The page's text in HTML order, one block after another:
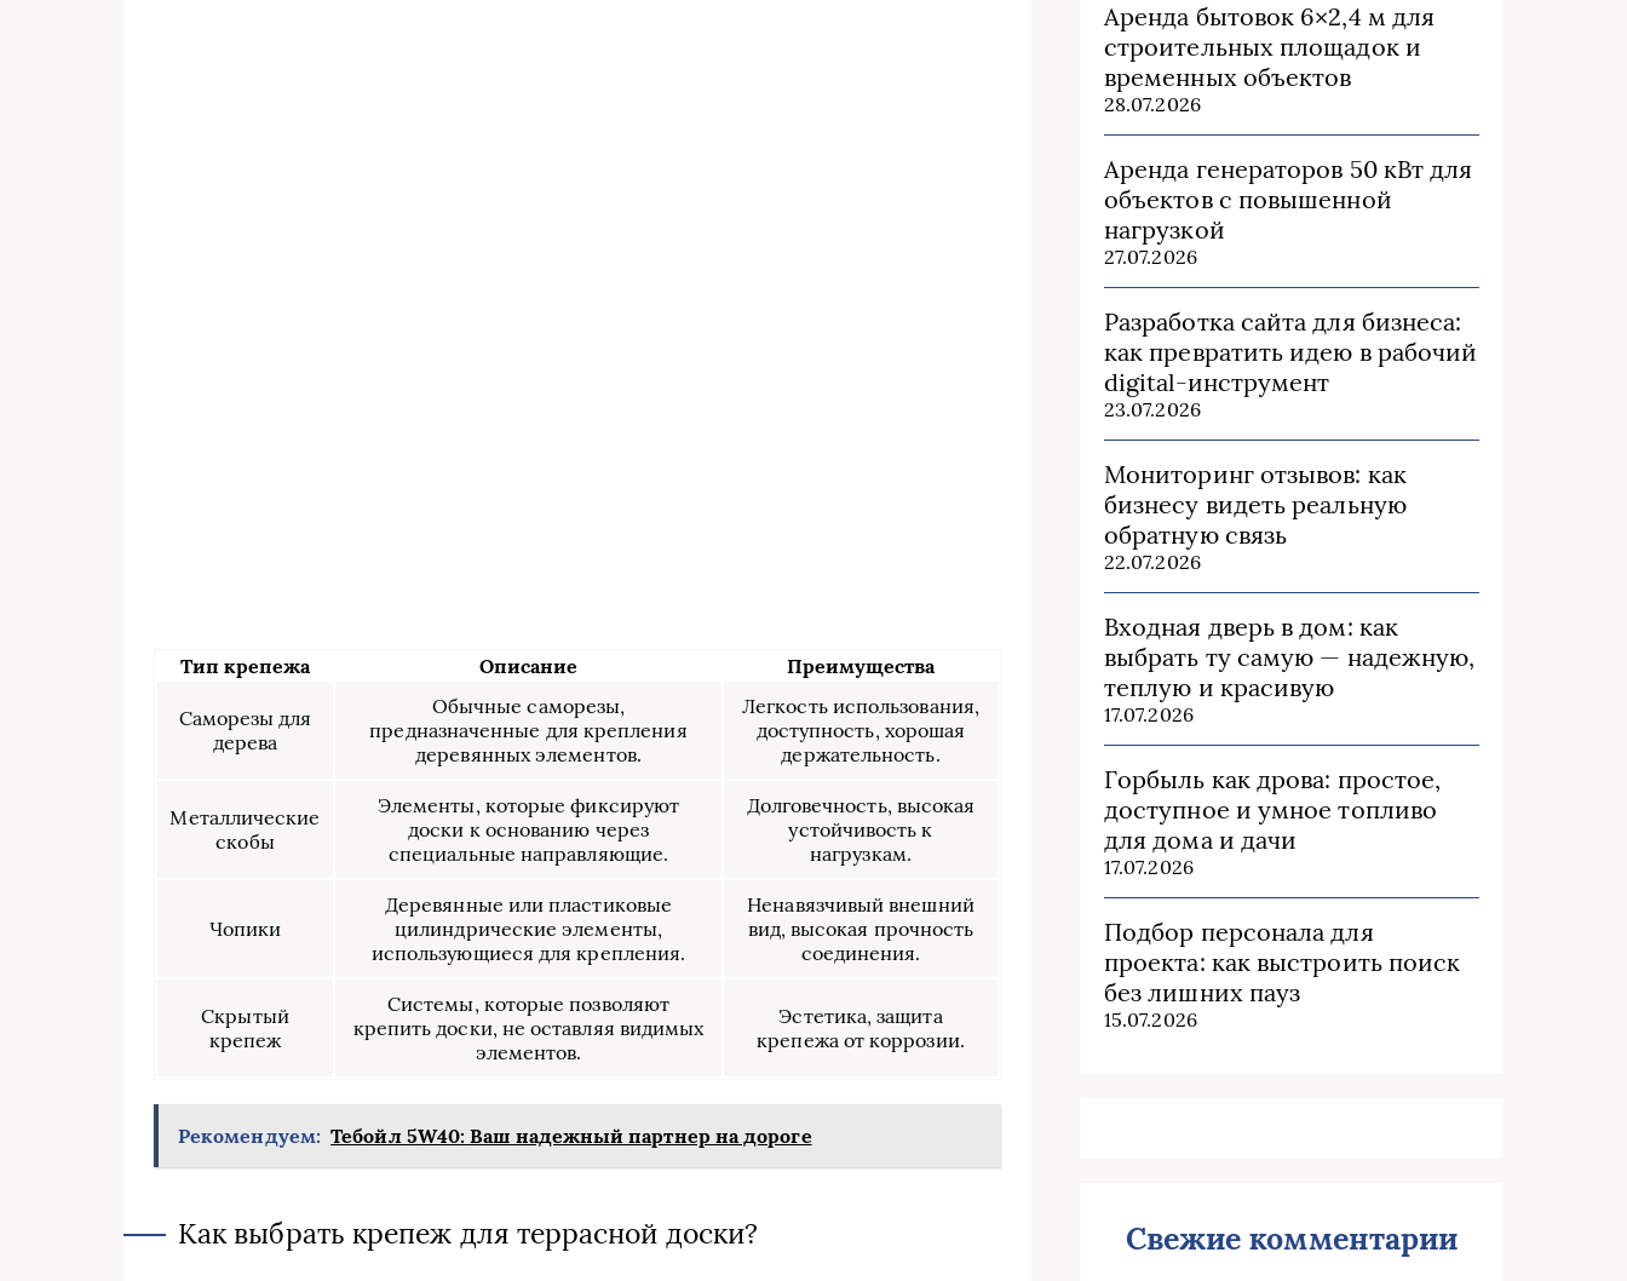
Тип крепежа Описание Преимущества
Саморезы для
дерева
Обычные саморезы,
предназначенные для крепления
деревянных элементов.
Легкость использования,
доступность, хорошая
держательность.
Металлические
скобы
Элементы, которые фиксируют
доски к основанию через
специальные направляющие.
Долговечность, высокая
устойчивость к
нагрузкам.
Чопики
Деревянные или пластиковые
цилиндрические элементы,
использующиеся для крепления.
Ненавязчивый внешний
вид, высокая прочность
соединения.
Скрытый
крепеж
Системы, которые позволяют
крепить доски, не оставляя видимых
элементов.
Эстетика, защита
крепежа от коррозии.
Рекомендуем: Тебойл 5W40: Ваш надежный партнер на дороге
Как выбрать крепеж для террасной доски?
Аренда бытовок 6×2,4 м для
строительных площадок и
временных объектов
28.07.2026
Аренда генераторов 50 кВт для
объектов с повышенной
нагрузкой
27.07.2026
Разработка сайта для бизнеса:
как превратить идею в рабочий
digital-инструмент
23.07.2026
Мониторинг отзывов: как
бизнесу видеть реальную
обратную связь
22.07.2026
Входная дверь в дом: как
выбрать ту самую — надежную,
теплую и красивую
17.07.2026
Горбыль как дрова: простое,
доступное и умное топливо
для дома и дачи
17.07.2026
Подбор персонала для
проекта: как выстроить поиск
без лишних пауз
15.07.2026
Свежие комментарии